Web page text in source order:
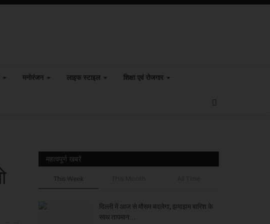
मनोरंजन लाइफ स्टाइल शिक्षा एवं रोजगार
महत्वपूर्ण खबरें
This Week
दिल्ली में आज से मौसम बदलेगा, झमाझम बारिश के
साथ तापमान...